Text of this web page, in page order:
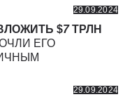
29.09.2024
$7ТРЛН
ЕГО
29.09.2024